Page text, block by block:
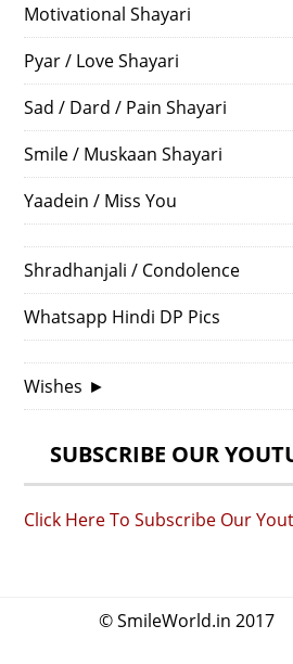
Motivational Shayari
Pyar / Love Shayari
Sad / Dard / Pain Shayari
Smile / Muskaan Shayari
Yaadein / Miss You
Shradhanjali / Condolence
Whatsapp Hindi DP Pics
Wishes ►
SUBSCRIBE OUR
Click Here To Subscribe Our
© SmileWorld.in 2017